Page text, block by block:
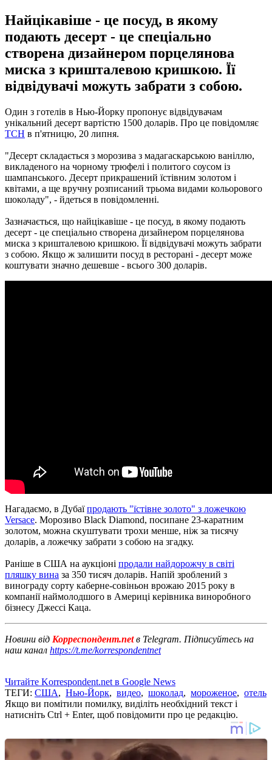
Найцікавіше - це посуд, в якому
подають десерт - це спеціально
створена дизайнером порцелянова
миска з кришталевою кришкою. Її
відвідувачі можуть забрати з собою.
Один з готелів в Нью-Йорку пропонує відвідувачам
унікальний десерт вартістю 1500 доларів. Про це повідомляє
ТСН в п'ятницю, 20 липня.
"Десерт складається з морозива з мадагаскарською ваніллю,
викладеного на чорному трюфелі і политого соусом із
шампанського. Десерт прикрашений їстівним золотом і
квітами, а ще вручну розписаний трьома видами кольорового
шоколаду", - йдеться в повідомленні.
Зазначається, що найцікавіше - це посуд, в якому подають
десерт - це спеціально створена дизайнером порцелянова
миска з кришталевою кришкою. Її відвідувачі можуть забрати
з собою. Якщо ж залишити посуд в ресторані - десерт може
коштувати значно дешевше - всього 300 доларів.
Нагадаємо, в Дубаїпродають "їстівне золото" з ложечкою
Versace. Морозиво Black Diamond, посипане 23-каратним
золотом, можна скуштувати трохи менше, ніж за тисячу
доларів, а ложечку забрати з собою на згадку.
Раніше в США на аукціоні продали найдорожчу в світі
пляшку вина за 350 тисяч доларів. Напій зроблений з
винограду сорту каберне-совіньон врожаю 2015 року в
компанії наймолодшого в Америці керівника виноробного
бізнесу Джессі Каца.
Новини від Корреспондент.netв Telegram. Підписуйтесь на
наш канал https://t.me/korrespondentnet
Читайте Korrespondent.net в Google News
ТЕГИ: США, Нью-Йорк, видео, шоколад, мороженое, отель
Якщо ви помітили помилку, виділіть необхідний текст і
натисніть Ctrl + Enter, щоб повідомити про це редакцію.